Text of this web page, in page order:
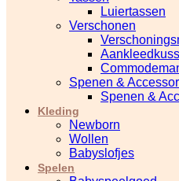
Luiertassen
Verschonen
Spenen &
Spenen &
Kleding
Newborn
Wollen
Babyslofjes
Spelen